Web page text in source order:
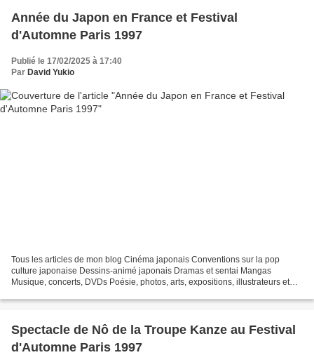
Année du Japon en France et Festival
d'Automne Paris 1997
Publié le 17/02/2025 à 17:40
Par David Yukio
Tous les articles de mon blog Cinéma japonais Conventions sur la pop
culture japonaise Dessins-animé japonais Dramas et sentai Mangas
Musique, concerts, DVDs Poésie, photos, arts, expositions, illustrateurs et
Spectacle de Nô de la Troupe Kanze au Festival
d'Automne Paris 1997